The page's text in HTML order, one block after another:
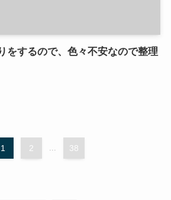
をするので、色々不安なので整理
1 2 38